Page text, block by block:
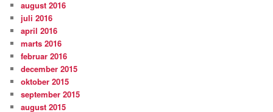
august 2016
juli 2016
april 2016
marts 2016
februar 2016
december 2015
oktober 2015
september 2015
august 2015